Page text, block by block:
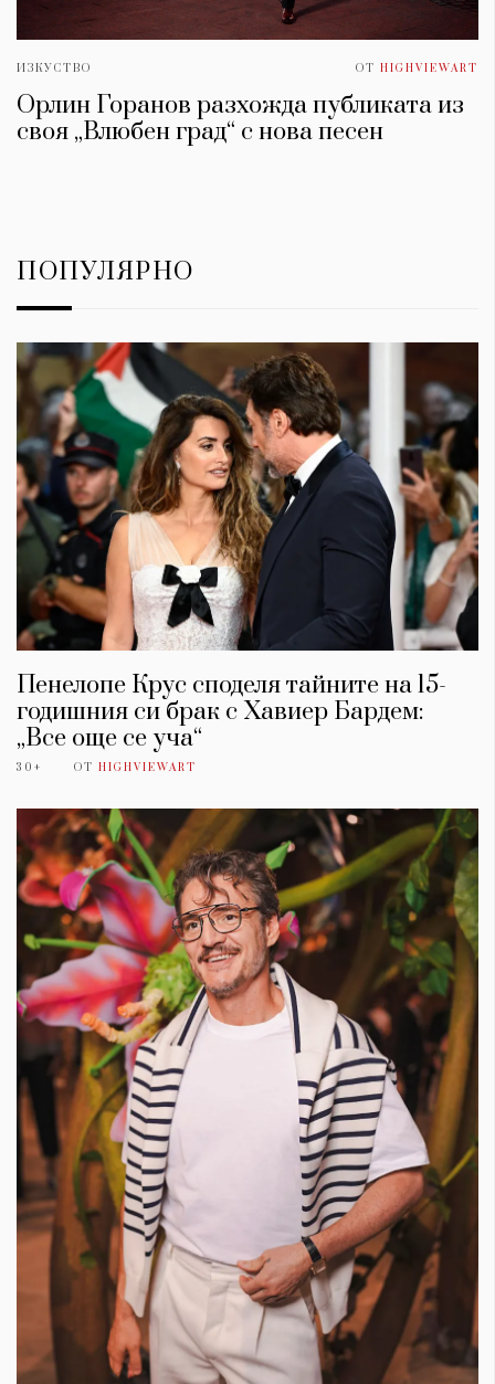
ИЗКУСТВО ОТ HIGHVIEWART
Орлин Горанов разхожда публиката из
своя „Влюбен град“ с нова песен
ПОПУЛЯРНО
Пенелопе Крус споделя тайните на 15-
годишния си брак с Хавиер Бардем:
„Все още се уча“
30+ ОТ HIGHVIEWART